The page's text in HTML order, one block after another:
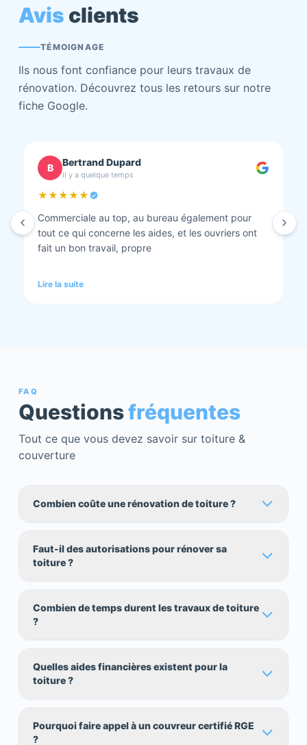
Avis clients
TÉMOIGNAGE
Ils nous font confiance pour leurs travaux de
rénovation. Découvrez tous les retours sur notre
fiche Google.
C chantal BOURBONNAIS
il y a quelque temps
★★★★★
Isolation combles et rénovation façade réalisés.
Travaux bien faits. Personnel au top minutieux et
tout est nickel quand ils ont finis. Vous pouvez y
Lire la suite
FAQ
Questionsfréquentes
Tout ce que vous devez savoir sur toiture &
couverture
Combien coûte une rénovation de toiture ?
Faut-il des autorisations pour rénover sa
toiture ?
Combien de temps durent les travaux de toiture
?
Quelles aides financières existent pour la
toiture ?
Pourquoi faire appel à un couvreur certifié RGE
?